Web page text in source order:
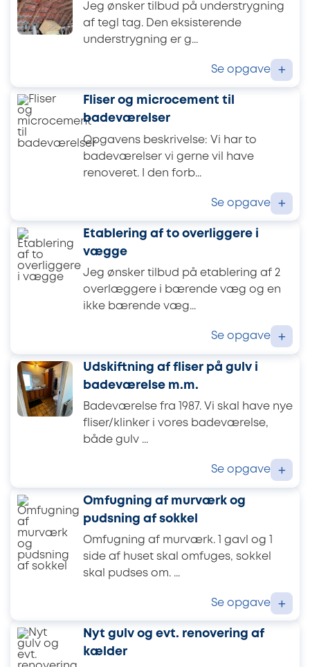
Jeg ønsker tilbud på understrygning
af tegl tag. Den eksisterende
understrygning er g...
Se opgave +
Fliser og microcement til
badeværelser
Opgavens beskrivelse: Vi har to
badeværelser vi gerne vil have
renoveret. I den forb...
Se opgave +
Etablering af to overliggere i
vægge
Jeg ønsker tilbud på etablering af 2
overlæggere i bærende væg og en
ikke bærende væg...
Se opgave +
Udskiftning af fliser på gulv i
badeværelse m.m.
Badeværelse fra 1987. Vi skal have nye
fliser/klinker i vores badeværelse,
både gulv ...
Se opgave +
Omfugning af murværk og
pudsning af sokkel
Omfugning af murværk. 1 gavl og 1
side af huset skal omfuges, sokkel
skal pudses om. ...
Se opgave +
Nyt gulv og evt. renovering af
kælder